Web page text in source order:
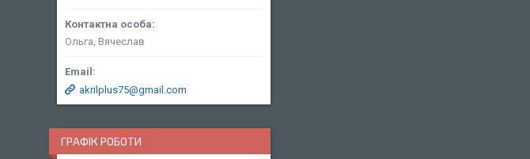
Ольга, Вячеслав
akrilplus75@gmail.com
ГРАФІК РОБОТИ